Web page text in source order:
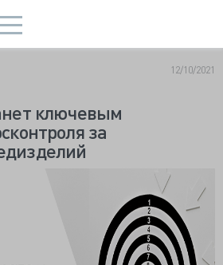
12/10/2021
ключевым
за